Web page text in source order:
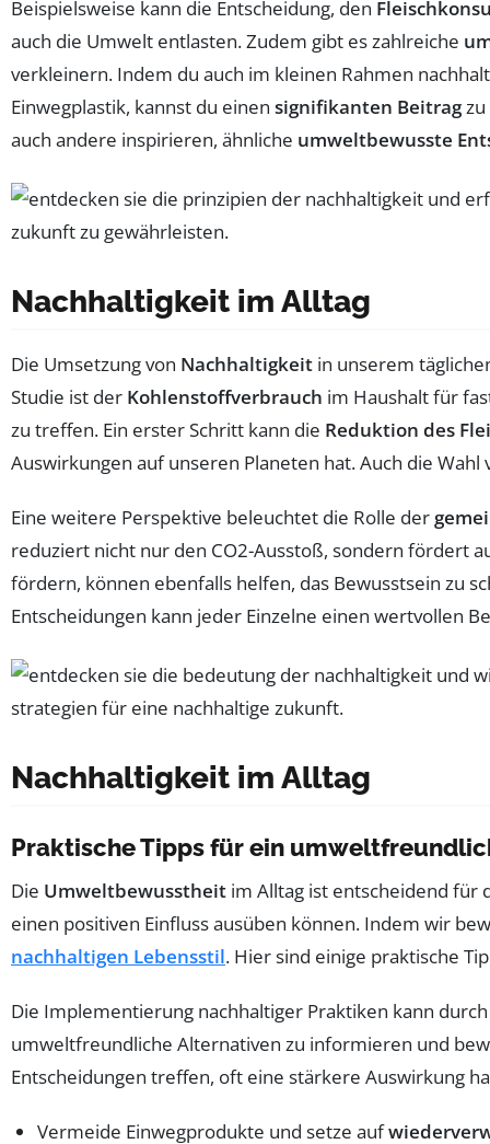
Beispielsweise kann die Entscheidung, den
auch die Umwelt entlasten. Zudem gibt es zahlreiche
verkleinern. Indem du auch im kleinen Rahmen
Einwegplastik, kannst du einen signifikanten Beitragzu
auch andere inspirieren, ähnliche umweltbewusste
Nachhaltigkeit im Alltag
Die Umsetzung von Nachhaltigkeit in unserem
Studie ist der Kohlenstoffverbrauch im Haushalt für
zu treffen. Ein erster Schritt kann die Reduktion des
Auswirkungen auf unseren Planeten hat. Auch die Wahl
Eine weitere Perspektive beleuchtet die Rolle der
reduziert nicht nur den CO2-Ausstoß, sondern fördert
fördern, können ebenfalls helfen, das Bewusstsein zu
Entscheidungen kann jeder Einzelne einen wertvollen
Nachhaltigkeit im Alltag
Praktische Tipps für ein
Die Umweltbewusstheit im Alltag ist entscheidend für
einen positiven Einfluss ausüben können. Indem wir
nachhaltigen Lebensstil. Hier sind einige praktische
Die Implementierung nachhaltiger Praktiken kann
umweltfreundliche Alternativen zu informieren und
Entscheidungen treffen, oft eine stärkere Auswirkung
Vermeide Einwegprodukte und setze auf